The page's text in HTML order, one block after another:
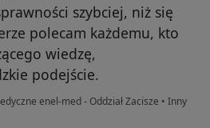
szybciej, niż się
polecam każdemu, kto
wiedzę,
podejście.
enel-med - Oddział Zacisze • Inny